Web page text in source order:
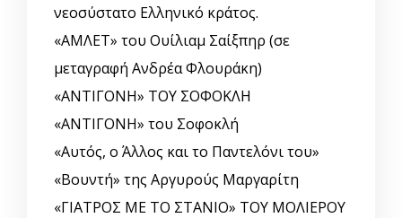
νεοσύστατο Ελληνικό κράτος.
«ΑΜΛΕΤ» του Ουίλιαμ Σαίξπηρ (σε
μεταγραφή Ανδρέα Φλουράκη)
«ΑΝΤΙΓΟΝΗ» ΤΟΥ ΣΟΦΟΚΛΗ
«ΑΝΤΙΓΟΝΗ» του Σοφοκλή
«Αυτός, o Άλλος και το Παντελόνι του»
«Βουντή» της Αργυρούς Μαργαρίτη
«ΓΙΑΤΡΟΣ ΜΕ ΤΟ ΣΤΑΝΙΟ» ΤΟΥ ΜΟΛΙΕΡΟΥ